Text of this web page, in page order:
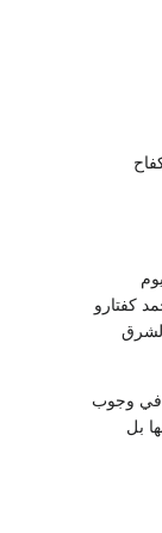
يوم
أحمد كفتارو
في وجوب
بل